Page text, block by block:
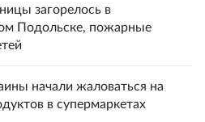
загорелось в
Подольске, пожарные
начали жаловаться на
в супермаркетах